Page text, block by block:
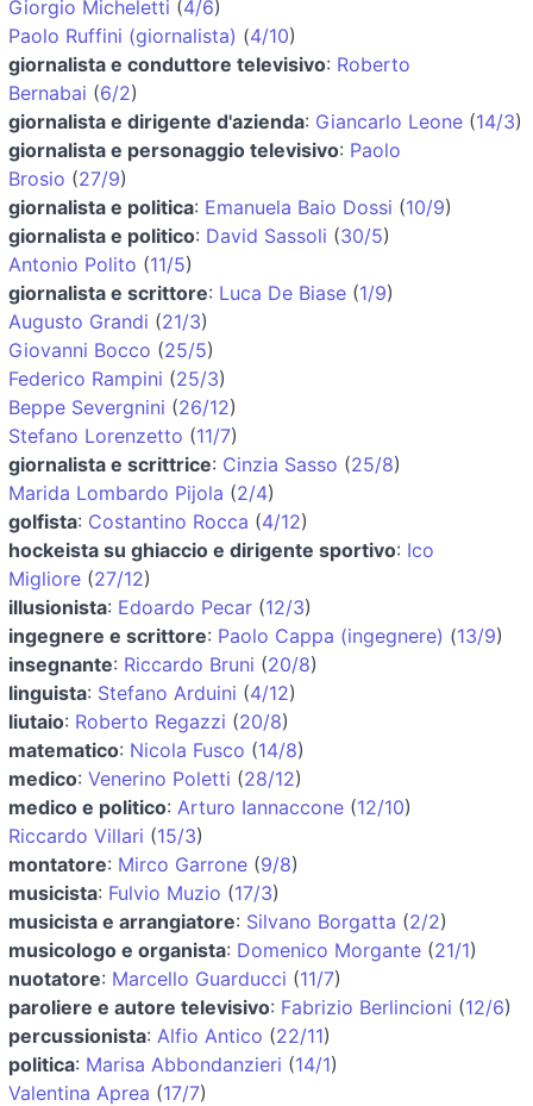
Giorgio Micheletti (4/6)
Paolo Ruffini (giornalista) (4/10)
giornalista e conduttore televisivo: Roberto
Bernabai (6/2)
giornalista e dirigente d'azienda: Giancarlo Leone (14/3)
giornalista e personaggio televisivo: Paolo
Brosio (27/9)
giornalista e politica: Emanuela Baio Dossi (10/9)
giornalista e politico: David Sassoli (30/5)
Antonio Polito (11/5)
giornalista e scrittore: Luca De Biase (1/9)
Augusto Grandi (21/3)
Giovanni Bocco (25/5)
Federico Rampini (25/3)
Beppe Severgnini (26/12)
Stefano Lorenzetto (11/7)
giornalista e scrittrice: Cinzia Sasso (25/8)
Marida Lombardo Pijola (2/4)
golfista: Costantino Rocca (4/12)
hockeista su ghiaccio e dirigente sportivo: Ico
Migliore (27/12)
illusionista: Edoardo Pecar (12/3)
ingegnere e scrittore: Paolo Cappa (ingegnere) (13/9)
insegnante: Riccardo Bruni (20/8)
linguista: Stefano Arduini (4/12)
liutaio: Roberto Regazzi (20/8)
matematico: Nicola Fusco (14/8)
medico: Venerino Poletti (28/12)
medico e politico: Arturo Iannaccone (12/10)
Riccardo Villari (15/3)
montatore: Mirco Garrone (9/8)
musicista: Fulvio Muzio (17/3)
musicista e arrangiatore: Silvano Borgatta (2/2)
musicologo e organista: Domenico Morgante (21/1)
nuotatore: Marcello Guarducci (11/7)
paroliere e autore televisivo: Fabrizio Berlincioni (12/6)
percussionista: Alfio Antico (22/11)
politica: Marisa Abbondanzieri (14/1)
Valentina Aprea (17/7)